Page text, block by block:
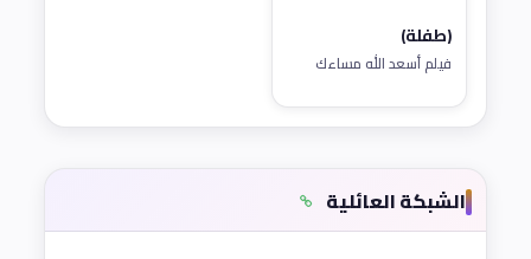
(طفلة)
فيلم أسعد الله مساءك
الشبكة العائلية